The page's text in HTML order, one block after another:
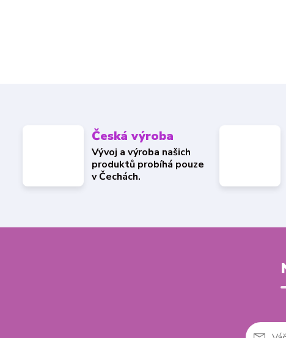
Česká výroba
Vývoj a výroba našich
produktů probíhá pouze
v Čechách.